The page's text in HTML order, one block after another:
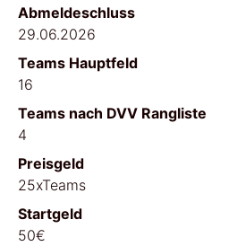
Abmeldeschluss
29.06.2026
Teams Hauptfeld
16
Teams nach DVV Rangliste
4
Preisgeld
25xTeams
Startgeld
50€